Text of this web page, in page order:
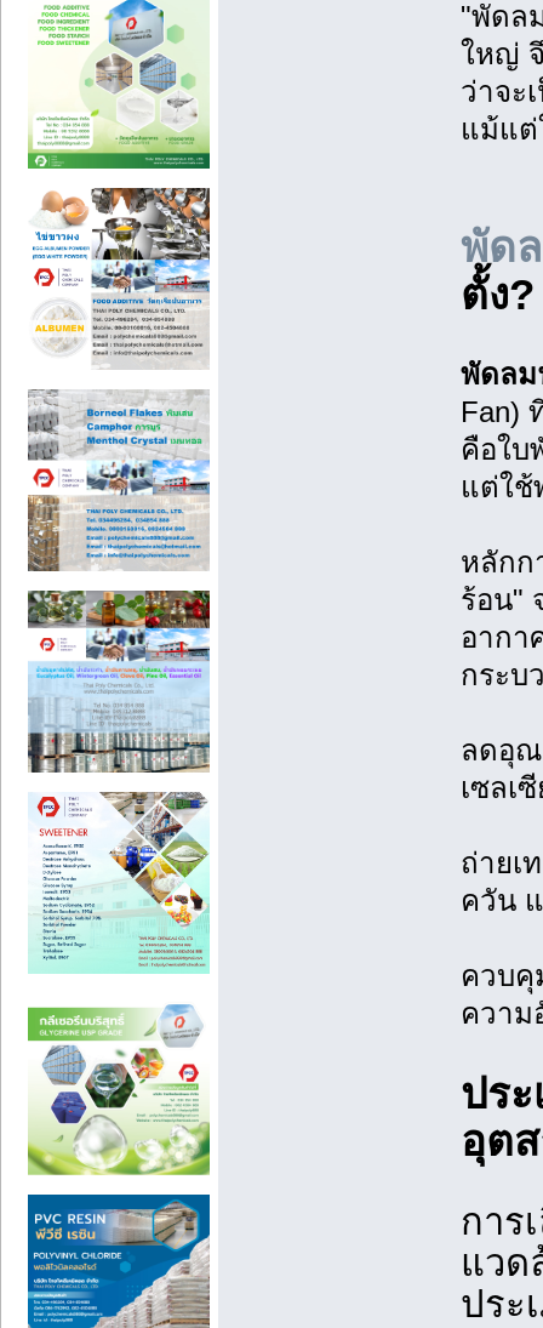
"พัดล
ใหญ่
ว่าจะ
แม้แต่
พัด
ตั้ง?
พัดลม
Fan)
คือใบ
แต่ใช้
หลักก
ร้อน"
อากา
กระบ
ลดอุณ
เซลเ
ถ่ายเ
ควัน
ควบคุ
ความ
ปร
อุต
การ
แวด
ประ